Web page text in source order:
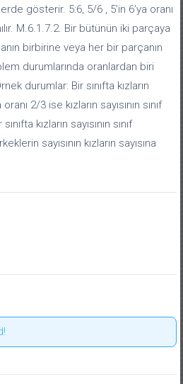
gösterir. 5:6, 5/6 , 5’in 6’ya oranı
M.6.1.7.2. Bir bütünün iki parçaya
birbirine veya her bir parçanın
durumlarında oranlardan biri
durumlar: Bir sınıfta kızların
2/3 ise kızların sayısının sınıf
kızların sayısının sınıf
sayısının kızların sayısına